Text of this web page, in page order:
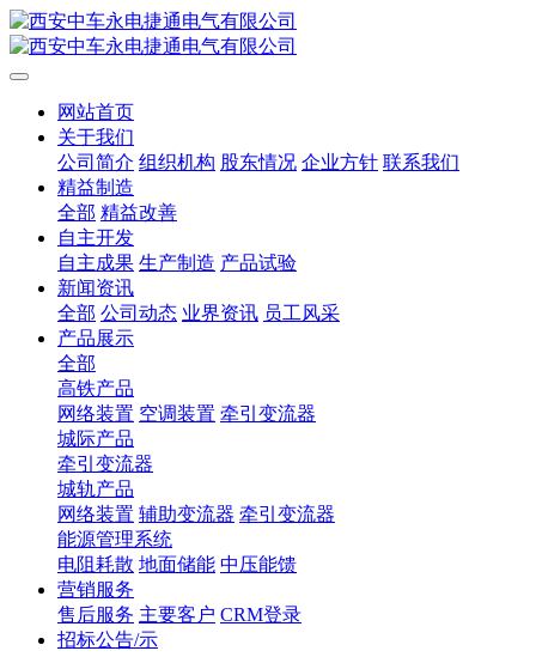
网站首页
关于我们
公司简介 组织机构 股东情况 企业方针 联系我们
精益制造
全部 精益改善
自主开发
自主成果 生产制造 产品试验
新闻资讯
全部 公司动态 业界资讯 员工风采
产品展示
全部
高铁产品
网络装置 空调装置 牵引变流器
城际产品
牵引变流器
城轨产品
网络装置 辅助变流器 牵引变流器
能源管理系统
电阻耗散 地面储能 中压能馈
营销服务
售后服务 主要客户 CRM登录
招标公告/示